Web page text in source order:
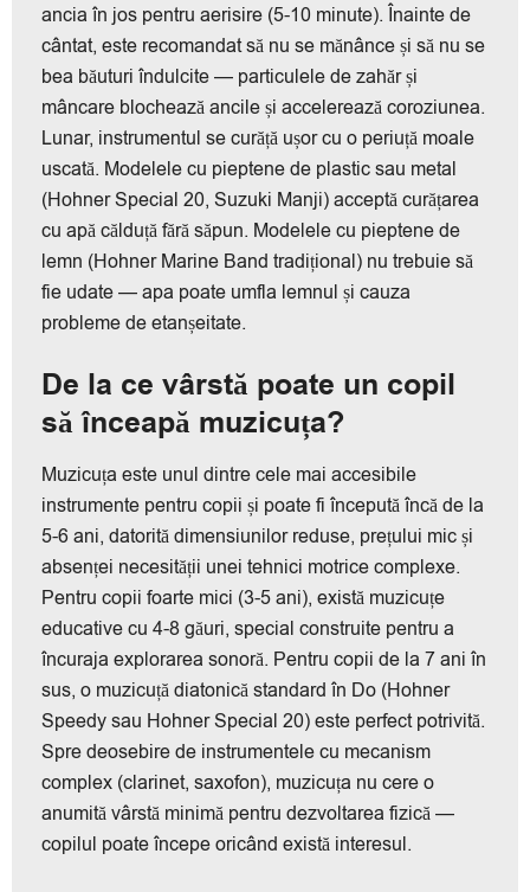
ancia în jos pentru aerisire (5-10 minute). Înainte de
cântat, este recomandat să nu se mănânce și să nu se
bea băuturi îndulcite — particulele de zahăr și
mâncare blochează ancile și accelerează coroziunea.
Lunar, instrumentul se curăță ușor cu o periuță moale
uscată. Modelele cu pieptene de plastic sau metal
(Hohner Special 20, Suzuki Manji) acceptă curățarea
cu apă călduță fără săpun. Modelele cu pieptene de
lemn (Hohner Marine Band tradițional) nu trebuie să
fie udate — apa poate umfla lemnul și cauza
probleme de etanșeitate.
De la ce vârstă poate un copil
să înceapă muzicuța?
Muzicuța este unul dintre cele mai accesibile
instrumente pentru copii și poate fi începută încă de la
5-6 ani, datorită dimensiunilor reduse, prețului mic și
absenței necesității unei tehnici motrice complexe.
Pentru copii foarte mici (3-5 ani), există muzicuțe
educative cu 4-8 găuri, special construite pentru a
încuraja explorarea sonoră. Pentru copii de la 7 ani în
sus, o muzicuță diatonică standard în Do (Hohner
Speedy sau Hohner Special 20) este perfect potrivită.
Spre deosebire de instrumentele cu mecanism
complex (clarinet, saxofon), muzicuța nu cere o
anumită vârstă minimă pentru dezvoltarea fizică —
copilul poate începe oricând există interesul.